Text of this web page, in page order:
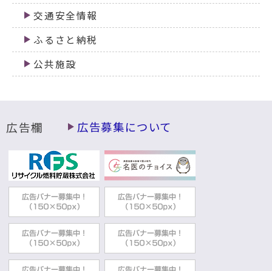
交通安全情報
ふるさと納税
公共施設
広告欄 広告募集について